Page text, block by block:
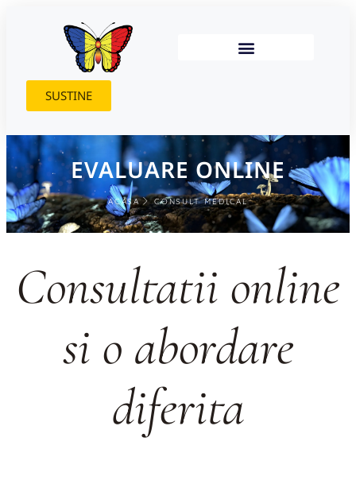
SUSTINE
EVALUARE ONLINE
ACASA CONSULT MEDICAL
Consultatii online
si o abordare
diferita